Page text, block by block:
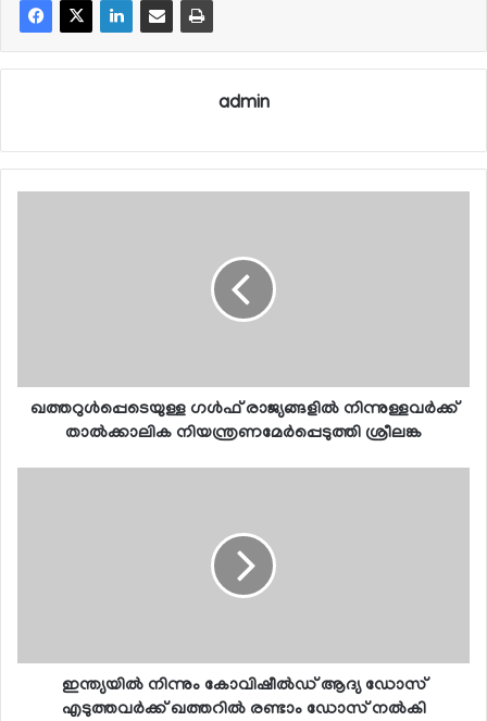
admin
ഖത്തറുള്‍പ്പെടെയുള്ള ഗള്‍ഫ് രാജ്യങ്ങളില്‍ നിന്നുള്ളവര്‍ക്ക്
താല്‍ക്കാലിക നിയന്ത്രണമേര്‍പ്പെടുത്തി ശ്രീലങ്ക
ഇന്ത്യയില്‍ നിന്നും കോവിഷീല്‍ഡ് ആദ്യ ഡോസ്
എടുത്തവര്‍ക്ക് ഖത്തറില്‍ രണ്ടാം ഡോസ് നല്‍കി